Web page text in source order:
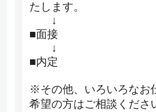
たします。
↓
■面接
↓
■内定
※その他、いろいろなお
希望の方はご相談くださ